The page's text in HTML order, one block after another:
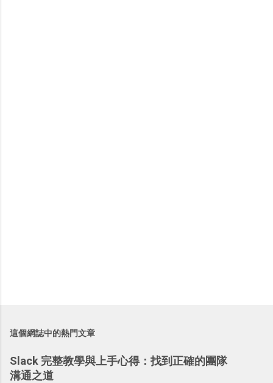
這個網誌中的熱門文章
Slack 完整教學與上手心得：找到正確的團隊
溝通之道